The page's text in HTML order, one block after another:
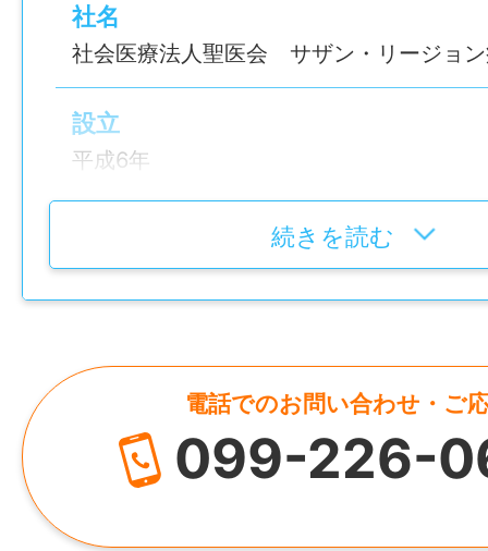
＿＿＿＿＿＿＿＿＿＿＿＿＿＿
JKSS-001
就業場所
勤務地変更の可能性：なし
月給 224,000円〜308,000円
[給与の内訳]
基本給：191,000円〜233,000円
資格手当：8,000円
● 対象年齢：就学前までの幼児
● 利用料：月額10,000円
● おやつ代：月額1,000円
得も進んでおり、仕事と家庭を両立しやす
＿＿＿＿＿＿＿＿＿＿＿＿＿＿
JKSS-001
仕事内容変更の可能性：なし
【どんなお仕事？】
現在、業務の電子化・効率化を推進してい
病院内のシステム開発や運用・保守を行い
DX推進を支える仕事です。
医療スタッフがスムーズに業務を行えるよ
から病院運営を支えていただきます。
【具体的には】
● 院内スタッフへのPC操作サポート
● 関連施設を含めたIT環境整備
● DX推進に関する企画・改善提案 など
※移動時は公用車を使用（関連施設での作
社名
社会医療法人聖医会 サザン・リージョ
設立
平成6年
理事長 牧角 寛郎
https://southernregion.jp/
所在地
鹿児島県枕崎市緑町220番地
続きを読む
電話でのお問い合わせ・ご
099-226-